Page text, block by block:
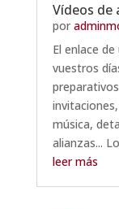
Vídeos de
por
El enlace
vuestros
música,
alianzas...
leer más